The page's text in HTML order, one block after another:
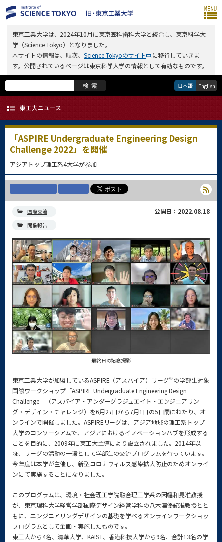
東京工業大学は、2024年10月に東京医科歯科大学と統合し、東京科学大
学（Science Tokyo）となりました。
本サイトの情報は、順次、 Science Tokyoのサイト
に移行していきま
す。公開されているページは東京科学大学の情報として有効なものです。
検索 日本語 English
「ASPIRE Undergraduate Engineering Design
Challenge 2022」を開催
アジアトップ理工系4大学が参加
国際交流
開催報告
公開日：2022.08.18
最終日の記念撮影
東京工業大学が加盟しているASPIRE（アスパイア）リーグ※の学部生対象
国際ワークショップ「ASPIRE Undergraduate Engineering Design
Challenge」（アスパイア・アンダーグラジュエイト・エンジニアリン
グ・デザイン・チャレンジ）を6月27日から7月1日の5日間にわたり、オ
ンラインで開催しました。ASPIREリーグは、アジア地域の理工系トップ
大学のコンソーシアムで、アジアにおけるイノベーションハブを形成する
ことを目的に、2009年に東工大主導により設立されました。2014年以
降、リーグの活動の一環として学部生の交流プログラムを行っています。
今年度は本学が主催し、新型コロナウィルス感染拡大防止のためオンライ
ンにて実施することになりました。
このプログラムは、環境・社会理工学院融合理工学系の因幡和晃准教授
が、東京理科大学経営学部国際デザイン経営学科の八木澤優紀准教授とと
もに、エンジニアリングデザインの基礎を学べるオンラインワークショッ
プログラムとして企画・実施したものです。
東工大から4名、清華大学、KAIST、香港科技大学から9名、合計13名の学